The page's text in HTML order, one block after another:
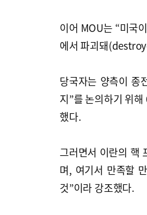
이어 MOU는 “미국
에서 파괴돼
당국자는 양측이 종
지”를 논의하기 위
했다.
그러면서 이란의 핵
며, 여기서 만족할
것”이라 강조했다.